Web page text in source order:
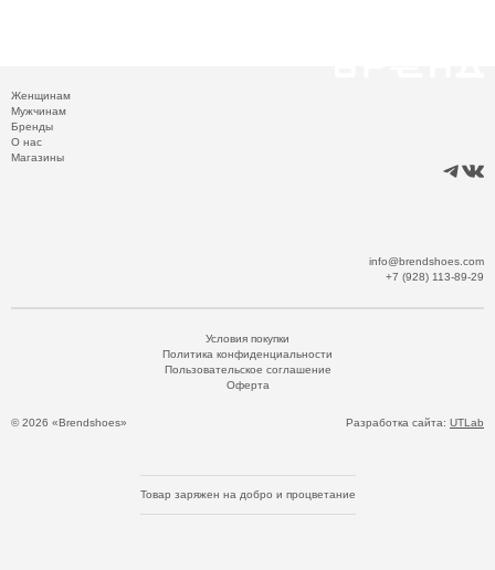
Женщинам
Мужчинам
Бренды
О нас
Магазины
info@brendshoes.com
+7 (928) 113-89-29
© 2026 «Brendshoes»
Условия покупки
Политика конфиденциальности
Пользовательское соглашение
Оферта
Разработка сайта: UTLab
Товар заряжен на добро и процветание